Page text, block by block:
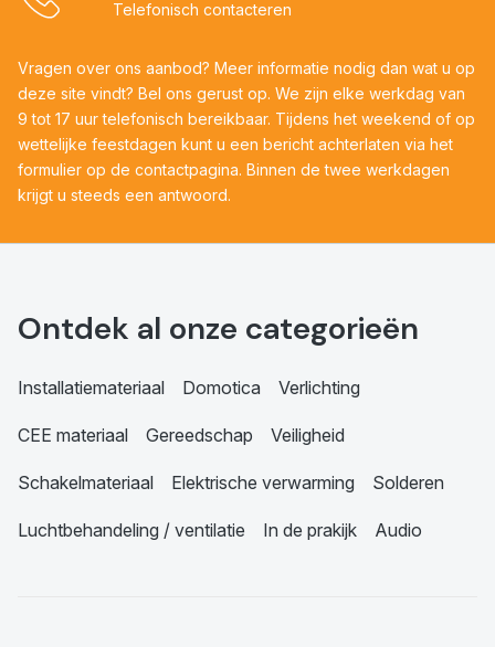
Telefonisch contacteren
Vragen over ons aanbod? Meer informatie nodig dan wat u op
deze site vindt? Bel ons gerust op. We zijn elke werkdag van
9 tot 17 uur telefonisch bereikbaar. Tijdens het weekend of op
wettelijke feestdagen kunt u een bericht achterlaten via het
formulier op de contactpagina. Binnen de twee werkdagen
krijgt u steeds een antwoord.
Ontdek al onze categorieën
Installatiemateriaal Domotica Verlichting
CEE materiaal Gereedschap Veiligheid
Schakelmateriaal Elektrische verwarming Solderen
Luchtbehandeling / ventilatie In de prakijk Audio